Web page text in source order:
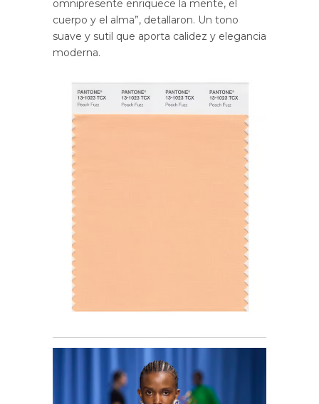
omnipresente enriquece la mente, el
cuerpo y el alma”, detallaron. Un tono
suave y sutil que aporta calidez y elegancia
moderna.